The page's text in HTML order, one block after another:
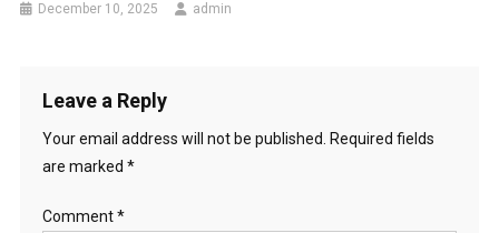
December 10, 2025 admin
Leave a Reply
Your email address will not be published. Required fields
are marked *
Comment*